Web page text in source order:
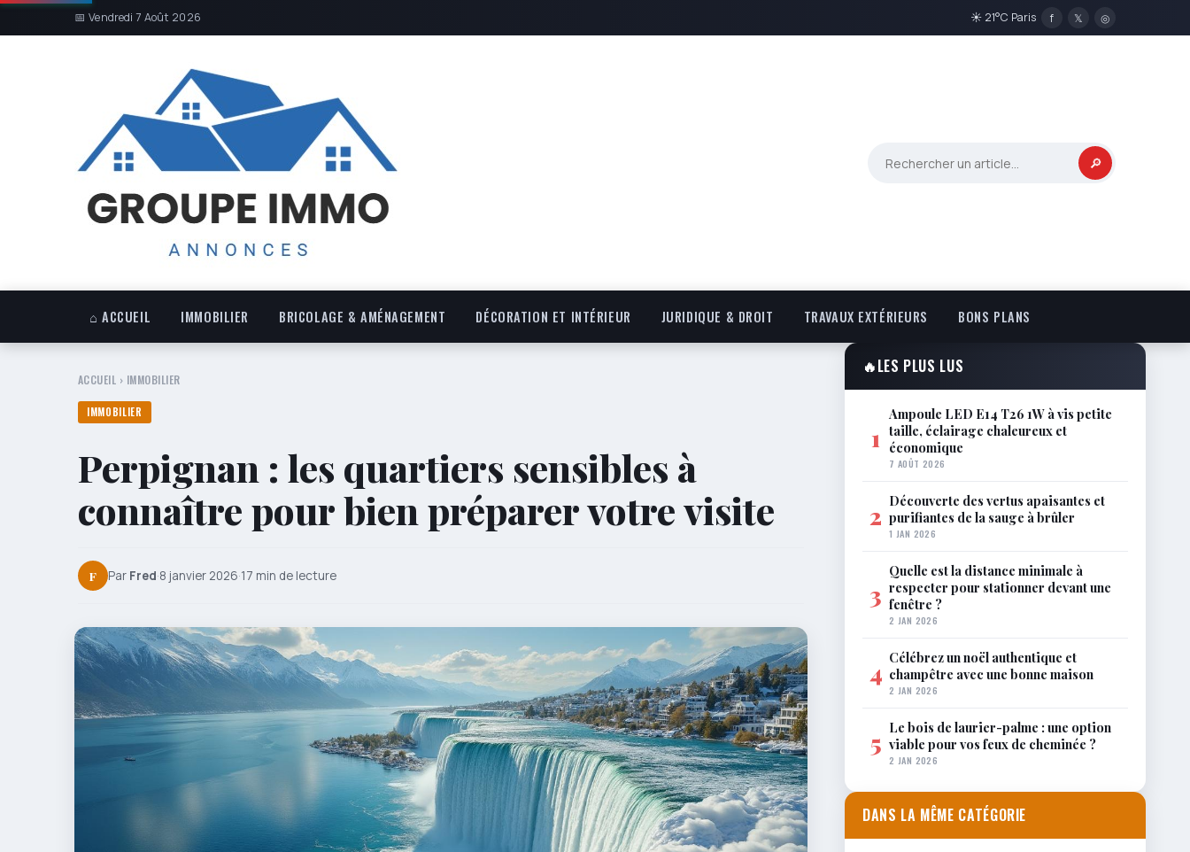
📅 Vendredi 7 Août 2026 ☀ 21°C Paris f 𝕏 ◎
🔎
⌂ ACCUEIL IMMOBILIER BRICOLAGE & AMÉNAGEMENT DÉCORATION ET INTÉRIEUR JURIDIQUE & DROIT TRAVAUX EXTÉRIEURS BONS PLANS
ACCUEIL › IMMOBILIER
IMMOBILIER
Perpignan : les quartiers sensibles à
connaître pour bien préparer votre visite
F Par Fred·8 janvier 2026·17 min de lecture
🔥LES PLUS LUS
1
Ampoule LED E14 T26 1W à vis petite
taille, éclairage chaleureux et
économique
7 AOÛT 2026
2 Découverte des vertus apaisantes et
purifiantes de la sauge à brûler
1 JAN 2026
3
Quelle est la distance minimale à
respecter pour stationner devant une
fenêtre ?
2 JAN 2026
4 Célébrez un noël authentique et
champêtre avec une bonne maison
2 JAN 2026
5 Le bois de laurier-palme : une option
viable pour vos feux de cheminée ?
2 JAN 2026
DANS LA MÊME CATÉGORIE